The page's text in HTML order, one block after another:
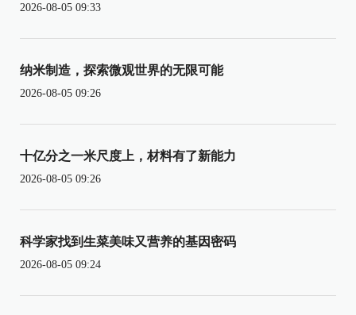
2026-08-05 09:33
纳米制造，探索微观世界的无限可能
2026-08-05 09:26
十亿分之一米尺度上，材料有了新能力
2026-08-05 09:26
科学家找到生菜美味又营养的基因密码
2026-08-05 09:24